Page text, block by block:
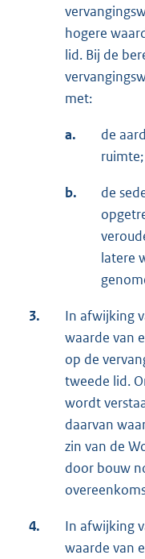
hogere
lid. Bij de
met:
a.
de
ruimte;
b.
de
latere
3.
In afwijking
waarde van
op de
tweede lid.
wordt
daarvan
zin van de
door bouw
4.
In afwijking
waarde van